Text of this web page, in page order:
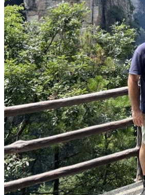
Kashgar
Turpan
Sud Est
Canton 广州
Fujian 福建
Hong Kong 香港
Hunan 湖南
Ile d’Hainan 海南
Macao 澳门
Taïwan 台湾
Shenzhen
Sud Ouest
Chongqing 重庆
Guangxi 广西
Guizhou 贵州
Hubei
Sichuan 四川
Tibet 西藏
Yunnan 云南